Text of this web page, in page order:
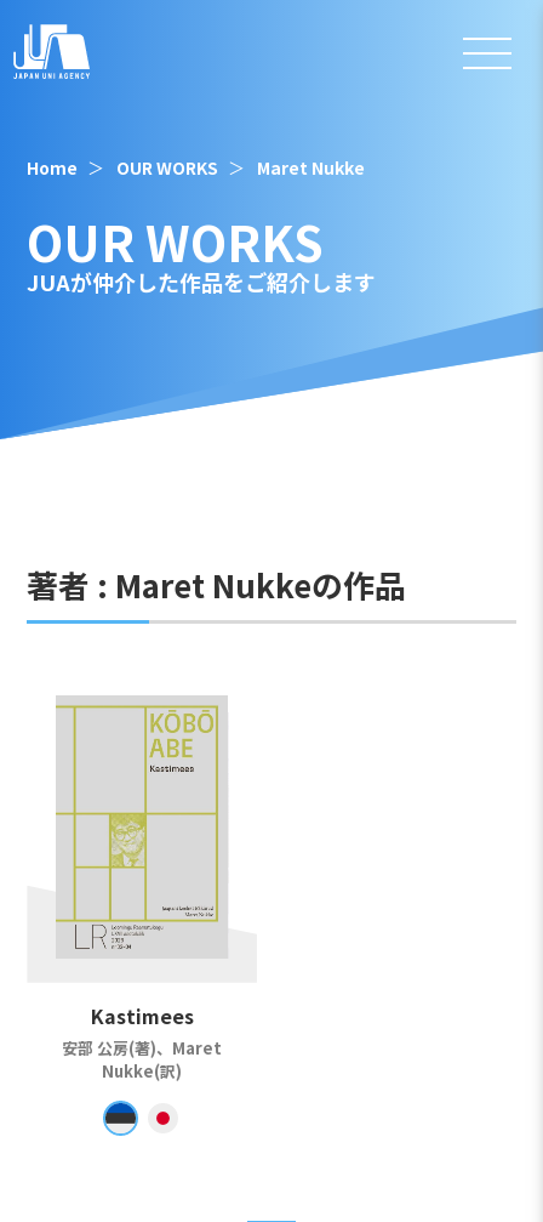
Home OUR WORKS Maret Nukke
OUR WORKS
JUAが仲介した作品をご紹介します
著者 : Maret Nukkeの作品
Kastimees
安部 公房(著)、Maret
Nukke(訳)